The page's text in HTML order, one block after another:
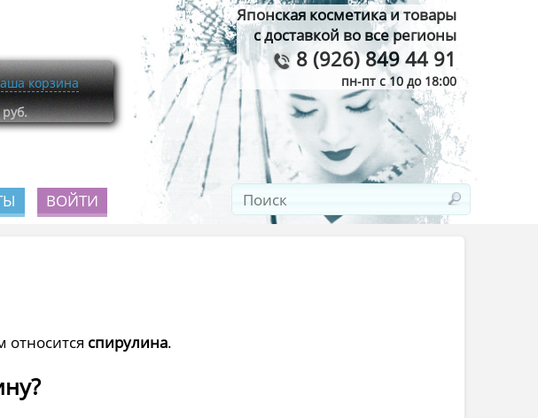
Японская косметика и товары
с доставкой во все регионы
8 (926) 849 44 91
пн-пт с 10 до 18:00
корзина
руб.
ВОЙТИ
спирулина.